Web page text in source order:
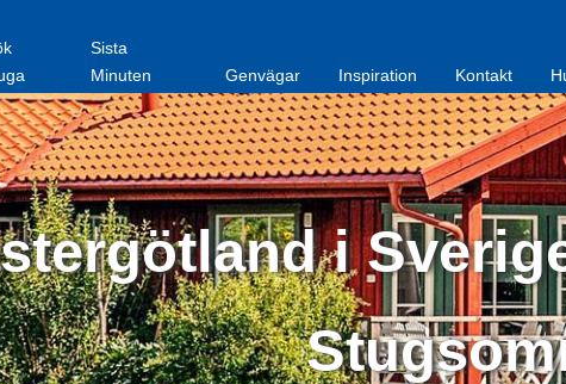
Sista
Minuten
Genvägar Inspiration Kontakt
i